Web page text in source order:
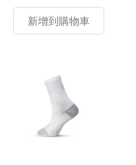
新增到購物車